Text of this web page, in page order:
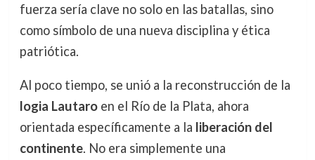
fuerza sería clave no solo en las batallas, sino
como símbolo de una nueva disciplina y ética
patriótica.
Al poco tiempo, se unió a la reconstrucción de la
logia Lautaroen el Río de la Plata, ahora
orientada específicamente a la liberación del
continente. No era simplemente una